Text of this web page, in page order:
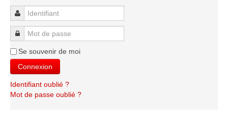
Bretagne Jeunes 2012
Les compétitions
Les équipes Adultes
Les équipes Jeunes
Les championnats individuels
Les tournois
Identifiant
Mot de passe
Se souvenir de moi
Connexion
Identifiant oublié ?
Mot de passe oublié ?